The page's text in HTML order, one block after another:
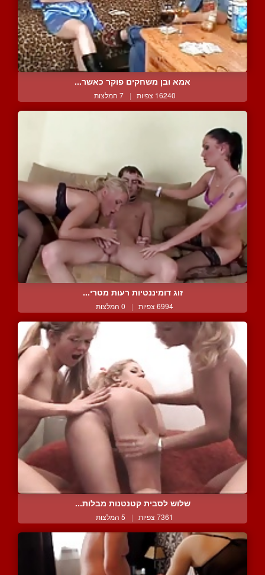
אמא ובן משחקים פוקר כאשר...
16240 צפיות | 7 המלצות
זוג דומיננטיות רעות מטרי...
6994 צפיות | 0 המלצות
שלוש לסבית קטנטנות מבלות...
7361 צפיות | 5 המלצות